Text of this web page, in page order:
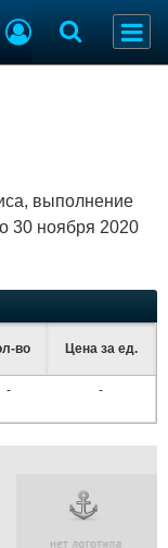
выполнение
30 ноября 2020
во Цена за ед.
- -